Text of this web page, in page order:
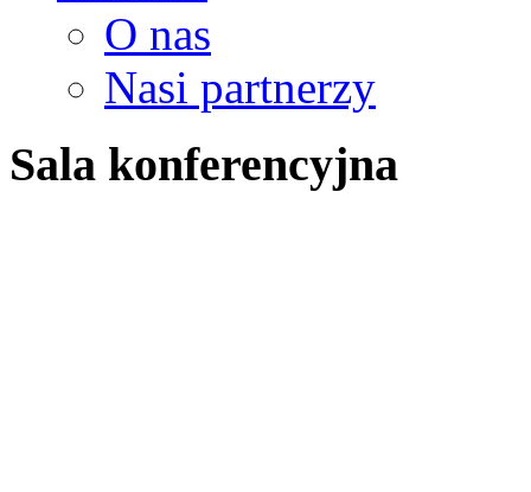
O nas
Nasi partnerzy
Sala konferencyjna